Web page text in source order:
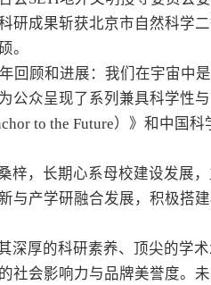
研成果斩获北京市自然科学
。
回顾和进展：我们在宇宙中
公众呈现了系列兼具科学性
to the Future）》和中国
梓，长期心系母校建设发展
与产学研融合发展，积极搭
深厚的科研素养、顶尖的学
社会影响力与品牌美誉度。